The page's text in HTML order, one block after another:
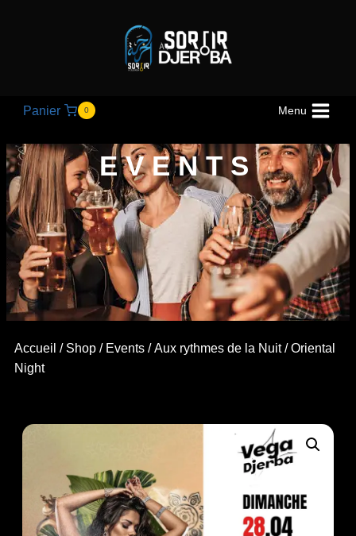
Panier 0 Menu
EVENTS
Accueil / Shop / Events /Aux rythmes de la Nuit/ Oriental
Night